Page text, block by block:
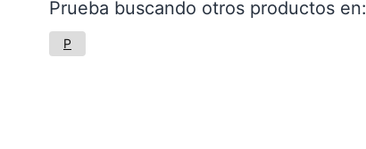
Prueba buscando otros productos en:
P